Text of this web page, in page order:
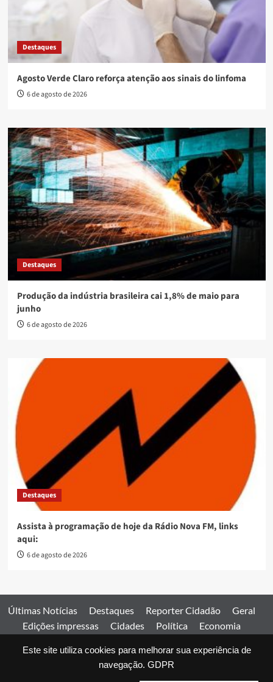
Este site utiliza cookies para melhorar sua experiência de
navegação. GDPR
Destaques
Agosto Verde Claro reforça atenção aos sinais do linfoma
6 de agosto de 2026
Destaques
Produção da indústria brasileira cai 1,8% de maio para
junho
6 de agosto de 2026
Destaques
Assista à programação de hoje da Rádio Nova FM, links
aqui:
6 de agosto de 2026
Últimas Notícias Destaques Reporter Cidadão
Geral
Edições impressas
Cidades Política
Economia
Comercial
Edições impressas Expediente Home